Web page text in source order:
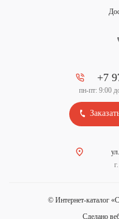
+7
пн-пт: 9:00
© Интернет-каталог
Сделано